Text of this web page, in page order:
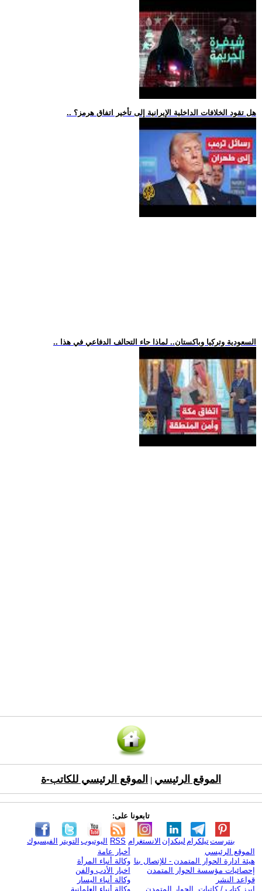
.. هل تقود الخلافات الداخلية الإيرانية إلى تأخير اتفاق هرمز؟
.. السعودية وتركيا وباكستان.. لماذا جاء التحالف الدفاعي في هذا
الموقع الرئيسي الموقع الرئيسي للكاتب-ة
تابعونا على:
الفيسبوك التويتر اليوتيوب RSS الانستغرام لينكدإن تيلكرامبنترست
الموقع الرئيسي
هيئة ادارة الحوار المتمدن - للإتصال بنا
إحصائيات مؤسسة الحوار المتمدن
قواعد النشر
ابرز كتاب / كاتبات الحوار المتمدن
أخبار عامة
وكالة أنباء المرأة
اخبار الأدب والفن
وكالة أنباء اليسار
وكالة أنباء العلمانية